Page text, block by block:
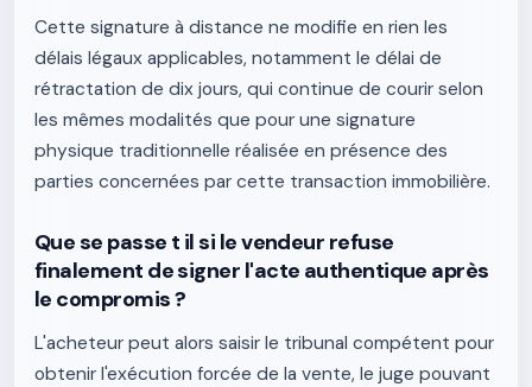
Cette signature à distance ne modifie en rien les
délais légaux applicables, notamment le délai de
rétractation de dix jours, qui continue de courir selon
les mêmes modalités que pour une signature
physique traditionnelle réalisée en présence des
parties concernées par cette transaction immobilière.
Que se passe t il si le vendeur refuse
finalement de signer l'acte authentique après
le compromis ?
L'acheteur peut alors saisir le tribunal compétent pour
obtenir l'exécution forcée de la vente, le juge pouvant